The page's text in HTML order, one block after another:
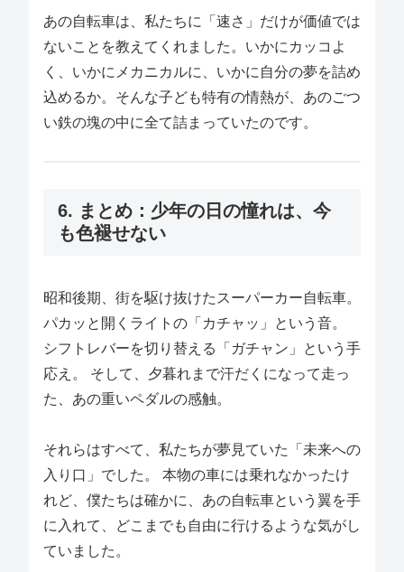
あの自転車は、私たちに「速さ」だけが価値では
ないことを教えてくれました。いかにカッコよ
く、いかにメカニカルに、いかに自分の夢を詰め
込めるか。そんな子ども特有の情熱が、あのごつ
い鉄の塊の中に全て詰まっていたのです。
6. まとめ：少年の日の憧れは、今
も色褪せない
昭和後期、街を駆け抜けたスーパーカー自転車。
パカッと開くライトの「カチャッ」という音。
シフトレバーを切り替える「ガチャン」という手
応え。 そして、夕暮れまで汗だくになって走っ
た、あの重いペダルの感触。
それらはすべて、私たちが夢見ていた「未来への
入り口」でした。 本物の車には乗れなかったけ
れど、僕たちは確かに、あの自転車という翼を手
に入れて、どこまでも自由に行けるような気がし
ていました。